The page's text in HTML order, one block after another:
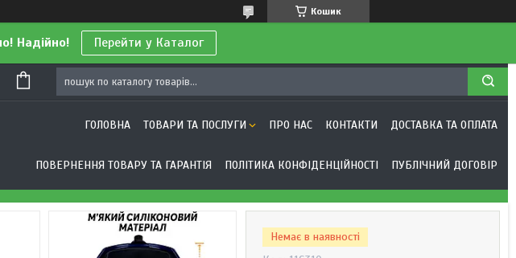
Кошик
Надійно! Перейти у Каталог
ГОЛОВНА ТОВАРИ ТА ПОСЛУГИ ПРО НАС КОНТАКТИ ДОСТАВКА ТА ОПЛАТА
ПОВЕРНЕННЯ ТОВАРУ ТА ГАРАНТІЯ ПОЛІТИКА КОНФІДЕНЦІЙНОСТІ ПУБЛІЧНИЙ ДОГОВІР
Немає в наявності